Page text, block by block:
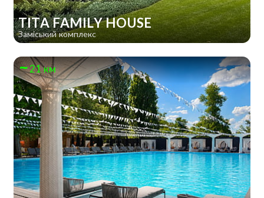
TITA FAMILY HOUSE
Заміський комплекс
21 км